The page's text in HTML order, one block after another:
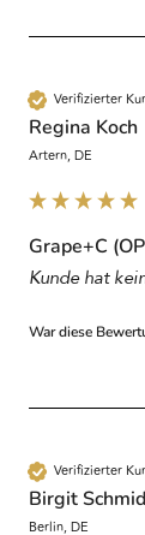
Verifizierter
Regina Koch
Artern, DE
Grape+C
Kunde hat
War diese
Verifizierter
Birgit
Berlin, DE